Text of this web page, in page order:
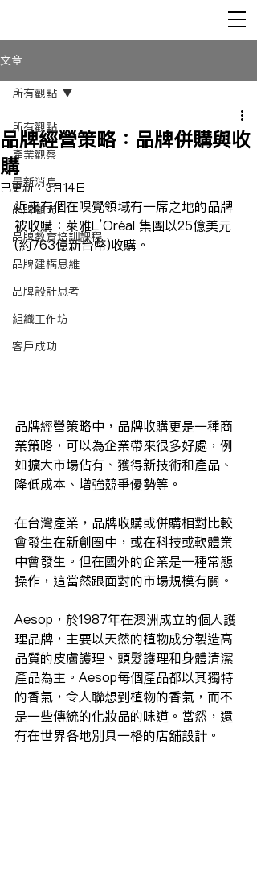
文章
所有觀點
產業觀察
最新消息
品牌顧問
品牌教育培訓課程
品牌建構思維
品牌設計思考
組織工作坊
客戶成功
所有觀點
品牌經營策略：品牌併購與收
購
已更新：3月14日
近來有個在嗅覺領域有一席之地的品牌
被收購：萊雅L’Oréal 集團以25億美元
(約763億新台幣)收購。
品牌經營策略中，品牌收購更是一種商
業策略，可以為企業帶來很多好處，例
如擴大市場佔有、獲得新技術和產品、
降低成本、增強競爭優勢等。
在台灣產業，品牌收購或併購相對比較
會發生在新創圈中，或在科技或軟體業
中會發生。但在國外的企業是一種常態
操作，這當然跟面對的市場規模有關。
Aesop，於1987年在澳洲成立的個人護
理品牌，主要以天然的植物成分製造高
品質的皮膚護理、頭髮護理和身體清潔
產品為主。Aesop每個產品都以其獨特
的香氣，令人聯想到植物的香氣，而不
是一些傳統的化妝品的味道。當然，還
有在世界各地別具一格的店舖設計。